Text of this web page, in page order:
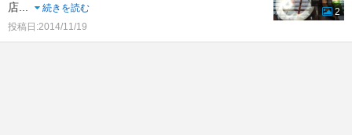
店...
続きを読む
投稿日:2014/11/19
2